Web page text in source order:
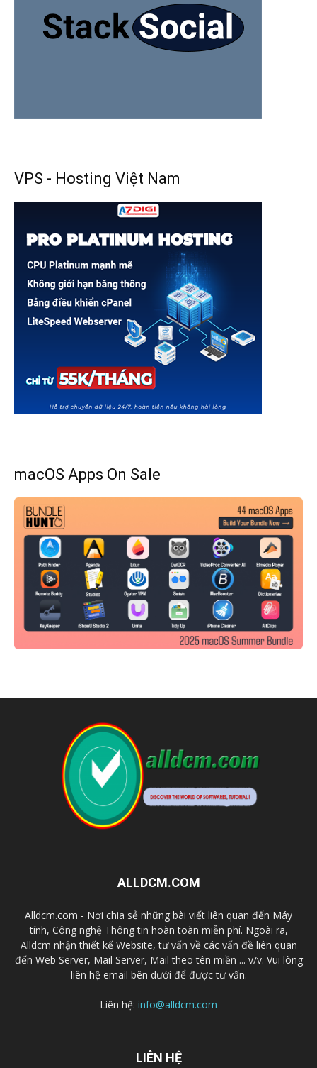
VPS - Hosting Việt Nam
macOS Apps On Sale
ALLDCM.COM
Alldcm.com - Nơi chia sẻ những bài viết liên quan đến Máy
tính, Công nghệ Thông tin hoàn toàn miễn phí. Ngoài ra,
Alldcm nhận thiết kế Website, tư vấn về các vấn đề liên quan
đến Web Server, Mail Server, Mail theo tên miền ... v/v. Vui lòng
liên hệ email bên dưới để được tư vấn.
Liên hệ: info@alldcm.com
LIÊN HỆ